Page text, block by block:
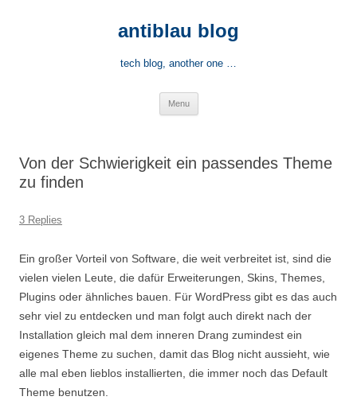
antiblau blog
tech blog, another one …
Menu
Von der Schwierigkeit ein passendes Theme
zu finden
3 Replies
Ein großer Vorteil von Software, die weit verbreitet ist, sind die
vielen vielen Leute, die dafür Erweiterungen, Skins, Themes,
Plugins oder ähnliches bauen. Für WordPress gibt es das auch
sehr viel zu entdecken und man folgt auch direkt nach der
Installation gleich mal dem inneren Drang zumindest ein
eigenes Theme zu suchen, damit das Blog nicht aussieht, wie
alle mal eben lieblos installierten, die immer noch das Default
Theme benutzen.